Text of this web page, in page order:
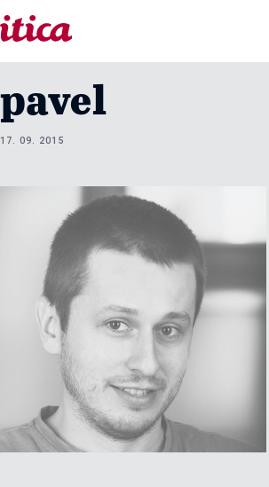
pavel
17. 09. 2015